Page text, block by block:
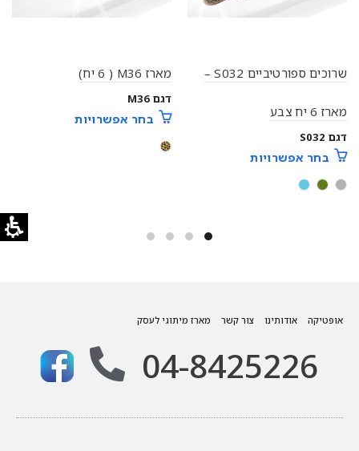
שרוכים ספורטיביים S032 –
מארז 6 יח צבע
דגם S032
בחר אפשרויות
מארז M36 ( 6 יח)
דגם M36
בחר אפשרויות
אופטיקה אודותינו צור קשר מארז מיתוגי לעסק
04-8425226